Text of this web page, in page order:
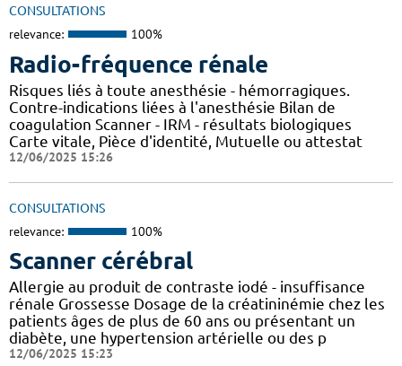
CONSULTATIONS
relevance: 100%
Radio-fréquence rénale
Risques liés à toute anesthésie - hémorragiques.
Contre-indications liées à l'anesthésie Bilan de
coagulation Scanner - IRM - résultats biologiques
Carte vitale, Pièce d'identité, Mutuelle ou attestat
12/06/2025 15:26
CONSULTATIONS
relevance: 100%
Scanner cérébral
Allergie au produit de contraste iodé - insuffisance
rénale Grossesse Dosage de la créatininémie chez les
patients âges de plus de 60 ans ou présentant un
diabète, une hypertension artérielle ou des p
12/06/2025 15:23